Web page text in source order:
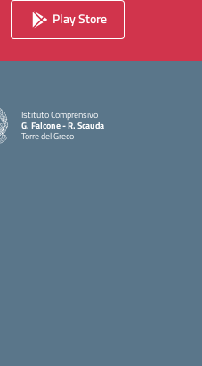
Play Store
Istituto Comprensivo
G. Falcone - R. Scauda
Torre del Greco